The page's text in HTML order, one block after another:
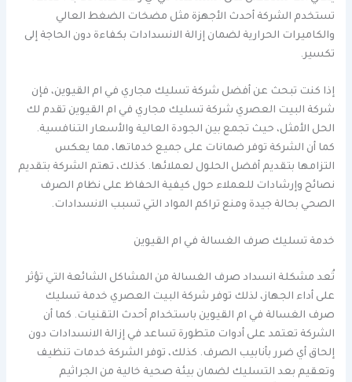
تستخدم الشركة أحدث الأجهزة مثل مضخات الضغط العالي
والكاميرات الحرارية لضمان إزالة الانسدادات بكفاءة دون الحاجة إلى
تكسير.
إذا كنت تبحث عن أفضل شركة تسليك مجاري في ام القيوين، فإن
شركة البيت العصري شركة تسليك مجاري في ام القيوين تقدم لك
الحل الأمثل، حيث تجمع بين الجودة العالية والأسعار التنافسية.
كما أن الشركة توفر ضمانات على جميع خدماتها، مما يعكس
التزامها بتقديم أفضل الحلول لعملائها. كذلك، تهتم الشركة بتقديم
نصائح وإرشادات للعملاء حول كيفية الحفاظ على نظام الصرف
الصحي بحالة جيدة ومنع تراكم المواد التي تسبب الانسدادات.
خدمة تسليك صرف الغسالة في ام القيوين
تُعد مشكلة انسداد صرف الغسالة من المشاكل الشائعة التي تؤثر
على أداء الجهاز، لذلك توفر شركة البيت العصري خدمة تسليك
صرف الغسالة في ام القيوين باستخدام أحدث التقنيات. كما أن
الشركة تعتمد على أدوات متطورة تساعد في إزالة الانسدادات دون
إلحاق أي ضرر بأنابيب الصرف. كذلك، توفر الشركة خدمات تنظيف
وتعقيم بعد التسليك لضمان بيئة صحية خالية من الجراثيم